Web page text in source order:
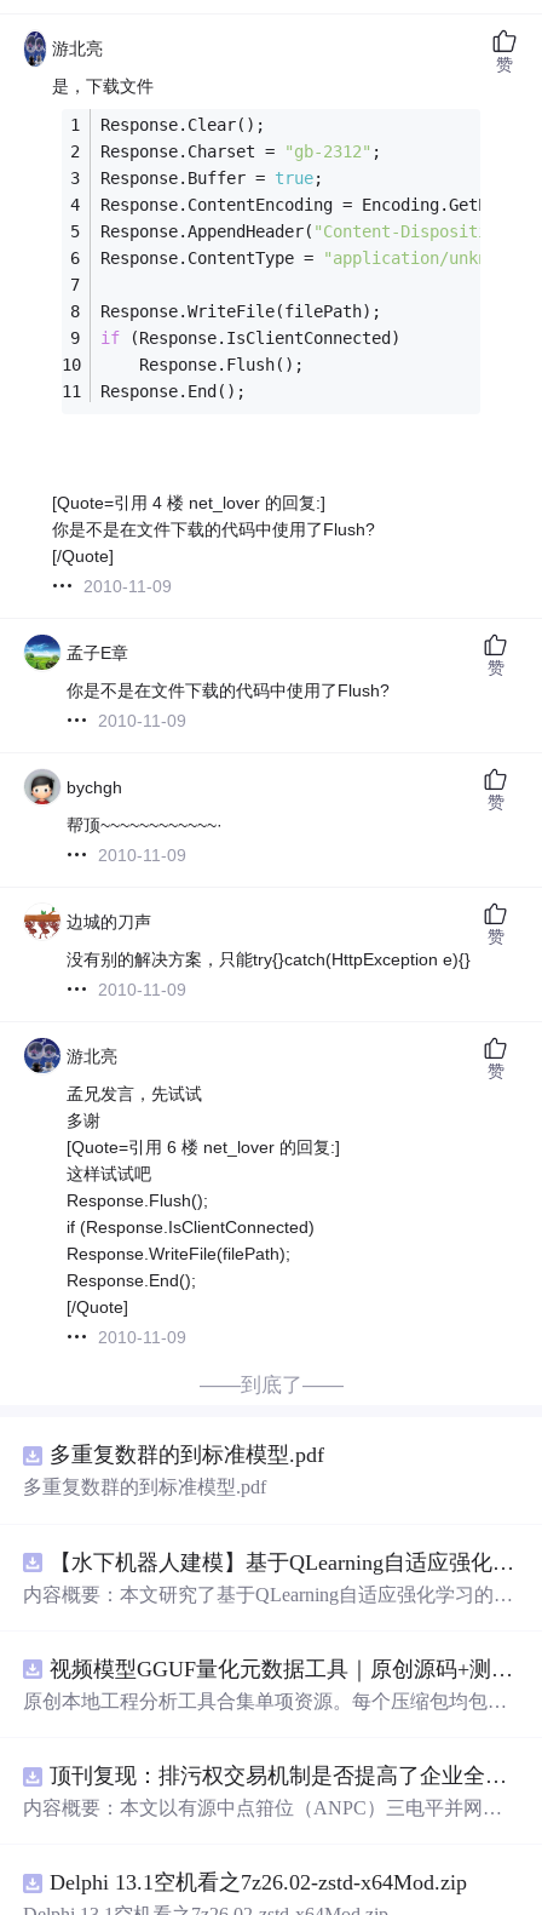
游北亮
是，下载文件
Response.Clear();
Response.Charset =
"gb-2312" ;
Response.Buffer = true;
Response.ContentEncoding =
Response.AppendHeader( "Content-Disposition"
Response.ContentType =
"application/unknown"
Response.WriteFile(filePath);
if (Response.IsClientConnected)
    Response.Flush();
Response.End();
[Quote=引用 4 楼 net_lover 的回复:]
你是不是在文件下载的代码中使用了Flush?
[/Quote]
2010-11-09
赞
孟子E章
你是不是在文件下载的代码中使用了Flush?
2010-11-09
赞
bychgh
帮顶~~~~~~~~~~~~·
2010-11-09
赞
边城的刀声
没有别的解决方案，只能try{}catch(HttpException e){}
2010-11-09
赞
游北亮
孟兄发言，先试试
多谢
[Quote=引用 6 楼 net_lover 的回复:]
这样试试吧
Response.Flush();
if (Response.IsClientConnected)
Response.WriteFile(filePath);
Response.End();
[/Quote]
2010-11-09
赞
——到底了——
多重复数群的到标准模型.pdf
多重复数群的到标准模型.pdf
【水下机器人建模】基于QLearning自适应强化学习PID控制器在AUV中的应用研究（Matlab代码实现）
内容概要：本文研究了基于QLearning自适应强化学习的PI
探讨了将强化学习算法QLearning与传统PID控制相结合的
方法，以提升AUV在复杂、时变及非线性水下环境中的自
arning算法在线动态优化PID控制器的比例、积分和微分参
数，从而实现对系统误差、响应速度、超调量等性能指标
的综合优化。通过Matlab仿真实验验证了该复合控制策略
著优势，充分展示了强化学习在智能水下装备自主控制领
域的可行性和应用潜力。; 适合人群：具备自动控制理论基
视频模型GGUF量化元数据工具｜原创源码+测试+离线报告
原创本地工程分析工具合集单项资源。每个压缩包均包含
行效果图、README、运行说明、功能清单、MIT License
及原创授权声明。Node.js 18+ 可直接运行，零第三方运行
顶刊复现：排污权交易机制是否提高了企业全要素生产率 -来自中国上市公司的证据（论文+数据）
内容概要：本文以有源中点箝位（ANPC）三电平并网逆
的一体化高性能并网控制策略。通过深入分析ANPC三电
平拓扑在开关损耗均衡、中点电位可控性及输出谐波低等
Delphi 13.1空机看之7z26.02-zstd-x64Mod.zip